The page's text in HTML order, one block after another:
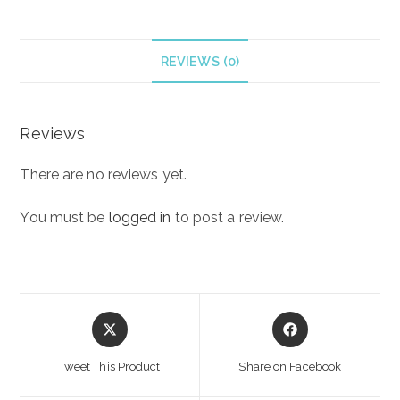
REVIEWS (0)
Reviews
There are no reviews yet.
You must be logged in to post a review.
Opens
in
Tweet This Product
Opens
in
Share on Facebook